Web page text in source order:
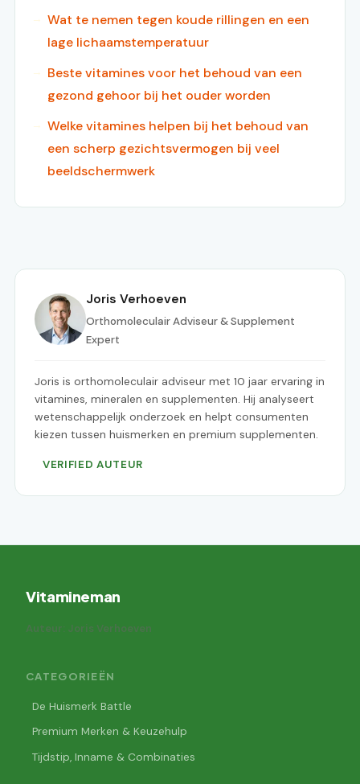
Wat te nemen tegen koude rillingen en een
lage lichaamstemperatuur
Beste vitamines voor het behoud van een
gezond gehoor bij het ouder worden
Welke vitamines helpen bij het behoud van
een scherp gezichtsvermogen bij veel
beeldschermwerk
Joris Verhoeven
Orthomoleculair Adviseur & Supplement
Expert
Joris is orthomoleculair adviseur met 10 jaar ervaring in
vitamines, mineralen en supplementen. Hij analyseert
wetenschappelijk onderzoek en helpt consumenten
kiezen tussen huismerken en premium supplementen.
VERIFIED AUTEUR
Vitamineman
Auteur: Joris Verhoeven
CATEGORIEËN
De Huismerk Battle
Premium Merken & Keuzehulp
Tijdstip, Inname & Combinaties